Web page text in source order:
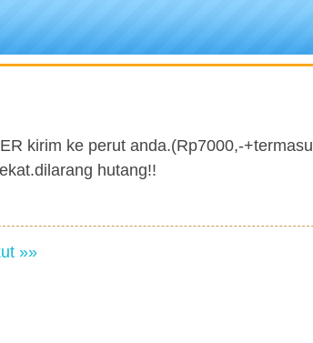
kirim ke perut anda.(Rp7000,-
hutang!!
»»